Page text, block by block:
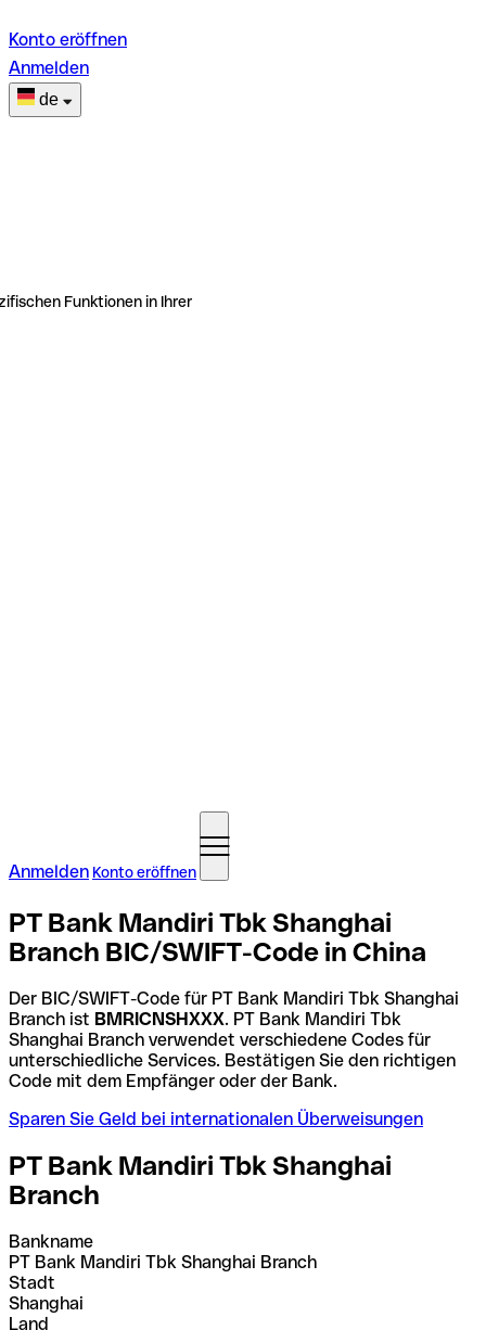
Konto eröffnen
Anmelden
de
Funktionen in Ihrer
Anmelden Konto eröffnen
PT Bank Mandiri Tbk Shanghai
Branch BIC/SWIFT-Code in China
Der BIC/SWIFT-Code für PT Bank Mandiri Tbk Shanghai
Branch ist BMRICNSHXXX. PT Bank Mandiri Tbk
Shanghai Branch verwendet verschiedene Codes für
unterschiedliche Services. Bestätigen Sie den richtigen
Code mit dem Empfänger oder der Bank.
Sparen Sie Geld bei internationalen Überweisungen
PT Bank Mandiri Tbk Shanghai
Branch
Bankname
PT Bank Mandiri Tbk Shanghai Branch
Stadt
Shanghai
Land